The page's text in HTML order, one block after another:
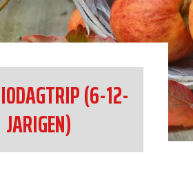
(6-12-
JARIGEN)